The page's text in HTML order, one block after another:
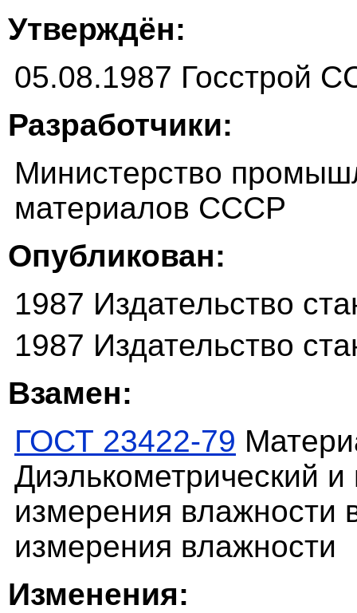
Утверждён:
05.08.1987 Госстрой
Разработчики:
Министерство
материалов СССР
Опубликован:
1987 Издательство
1987 Издательство
Взамен:
ГОСТ 23422-79
Диэлькометрический
измерения влажности
измерения влажности
Изменения: